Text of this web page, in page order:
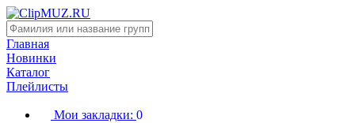
Главная
Новинки
Каталог
Плейлисты
Мои закладки: 0